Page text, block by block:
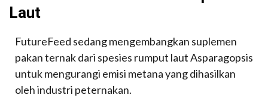
Laut
FutureFeed sedang mengembangkan suplemen
pakan ternak dari spesies rumput laut Asparagopsis
untuk mengurangi emisi metana yang dihasilkan
oleh industri peternakan.